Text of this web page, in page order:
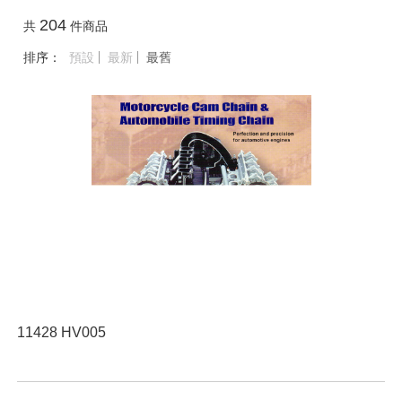
共 204 件商品
排序： 預設 最新 最舊
11428 HV005